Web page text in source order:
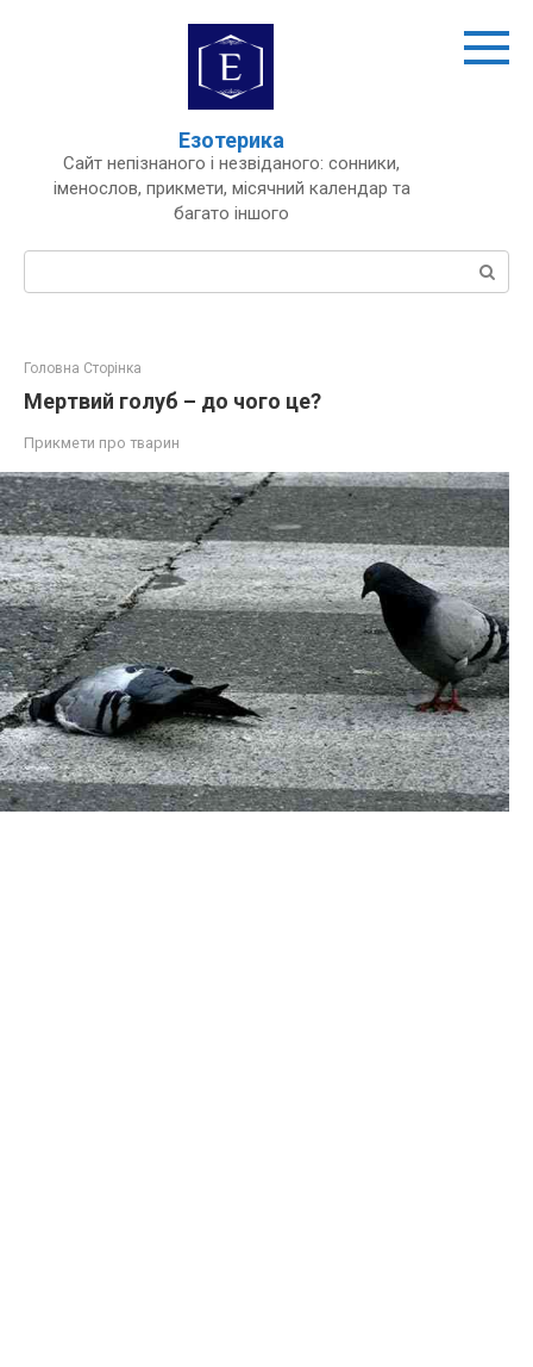
Езотерика
Сайт непізнаного і незвіданого: сонники,
іменослов, прикмети, місячний календар та
багато іншого
Пошук:
Головна Сторінка
Мертвий голуб – до чого це?
Прикмети про тварин